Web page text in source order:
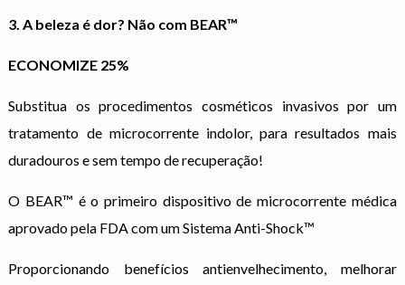
3. A beleza é dor? Não com BEAR™
ECONOMIZE 25%
Substitua os procedimentos cosméticos invasivos por um
tratamento de microcorrente indolor, para resultados mais
duradouros e sem tempo de recuperação!
O BEAR™ é o primeiro dispositivo de microcorrente médica
aprovado pela FDA com um Sistema Anti-Shock™
Proporcionando benefícios antienvelhecimento, melhorar